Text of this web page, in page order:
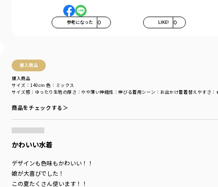
参考になった 0 LIKE! 0
購入商品
購入商品
サイズ感 ：ゆったり 生地の厚さ ：やや薄い伸縮性 ：伸びる着用シーン ：お出かけ着着替えやすさ
サイズ：140cm 色：ミックス
商品をチェックする＞
かわいい水着
デザインも色味もかわいい！！
娘が大喜びでした！
この夏たくさん使います！！